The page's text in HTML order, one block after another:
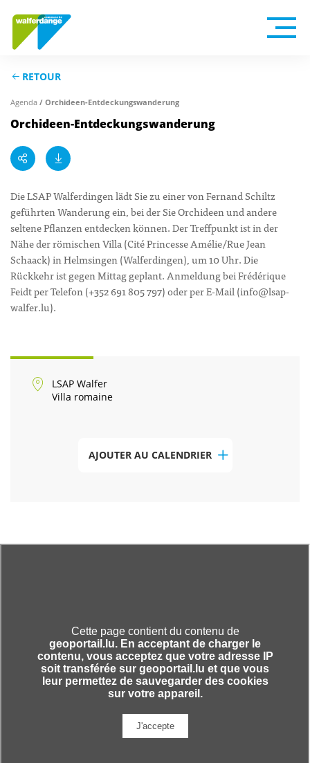
RETOUR
Agenda / Orchideen-Entdeckungswanderung
Orchideen-Entdeckungswanderung
Die LSAP Walferdingen lädt Sie zu einer von Fernand Schiltz
geführten Wanderung ein, bei der Sie Orchideen und andere
seltene Pflanzen entdecken können. Der Treffpunkt ist in der
Nähe der römischen Villa (Cité Princesse Amélie/Rue Jean
Schaack) in Helmsingen (Walferdingen), um 10 Uhr. Die
Rückkehr ist gegen Mittag geplant. Anmeldung bei Frédérique
Feidt per Telefon (+352 691 805 797) oder per E-Mail (info@lsap-
walfer.lu).
LSAP Walfer
Villa romaine
AJOUTER AU CALENDRIER